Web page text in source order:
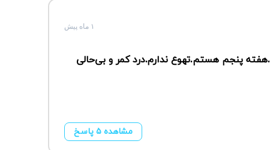
۱ ماه پیش
پنجم هستم.تهوع ندارم.درد کمر و بی‌حالی
مشاهده ۵ پاسخ